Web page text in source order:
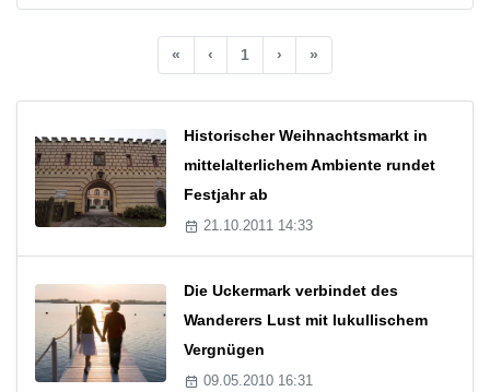
« ‹ 1 › »
Historischer Weihnachtsmarkt in
mittelalterlichem Ambiente rundet
Festjahr ab
21.10.2011 14:33
Die Uckermark verbindet des
Wanderers Lust mit lukullischem
Vergnügen
09.05.2010 16:31